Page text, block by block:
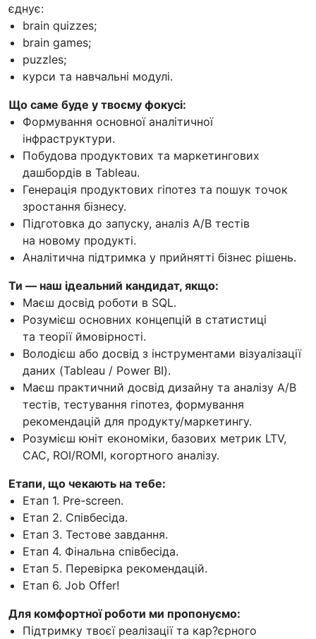
єднує:
brain quizzes;
brain games;
puzzles;
курси та навчальні модулі.
Що саме буде у твоєму фокусі:
Формування основної аналітичної
інфраструктури.
Побудова продуктових та маркетингових
дашбордів в Tableau.
Генерація продуктових гіпотез та пошук точок
зростання бізнесу.
Підготовка до запуску, аналіз A/B тестів
на новому продукті.
Аналітична підтримка у прийнятті бізнес рішень.
Ти — наш ідеальний кандидат, якщо:
Маєш досвід роботи в SQL.
Розумієш основних концепцій в статистиці
та теорії ймовірності.
Володієш або досвід з інструментами візуалізації
даних (Tableau / Power BI).
Маєш практичний досвід дизайну та аналізу A/B
тестів, тестування гіпотез, формування
рекомендацій для продукту/маркетингу.
Розумієш юніт економіки, базових метрик LTV,
CAC, ROI/ROMI, когортного аналізу.
Етапи, що чекають на тебе:
Етап 1. Pre-screen.
Етап 2. Співбесіда.
Етап 3. Тестове завдання.
Етап 4. Фінальна співбесіда.
Етап 5. Перевірка рекомендацій.
Етап 6. Job Offer!
Для комфортної роботи ми пропонуємо:
Підтримку твоєї реалізації та кар?єрного